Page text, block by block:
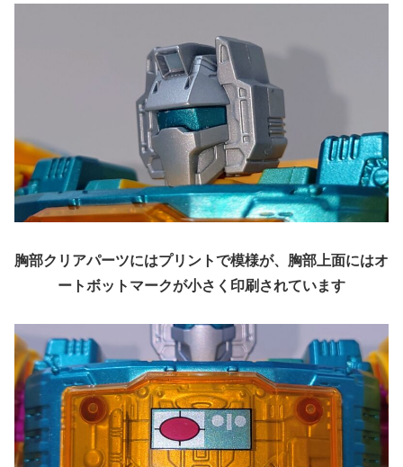
胸部クリアパーツにはプリントで模様が、胸部上面にはオ
ートボットマークが小さく印刷されています